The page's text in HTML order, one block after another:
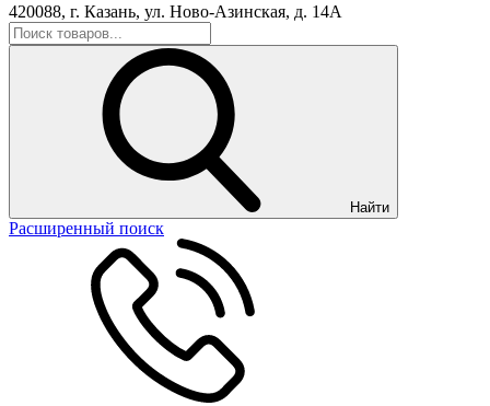
420088, г. Казань, ул. Ново-Азинская, д. 14А
Найти
Расширенный поиск